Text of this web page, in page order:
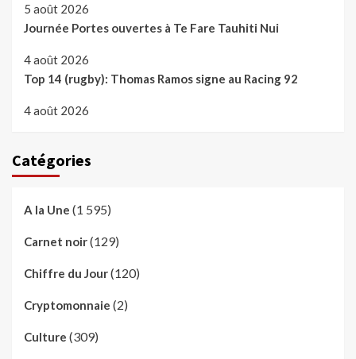
5 août 2026
Journée Portes ouvertes à Te Fare Tauhiti Nui
4 août 2026
Top 14 (rugby): Thomas Ramos signe au Racing 92
4 août 2026
Catégories
A la Une (1 595)
Carnet noir(129)
Chiffre du Jour(120)
Cryptomonnaie (2)
Culture (309)